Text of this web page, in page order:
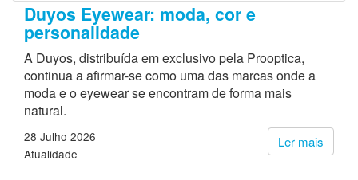
Duyos Eyewear: moda, cor e
personalidade
A Duyos, distribuída em exclusivo pela Prooptica,
continua a afirmar-se como uma das marcas onde a
moda e o eyewear se encontram de forma mais
natural.
Ler mais
28 Julho 2026
Atualidade